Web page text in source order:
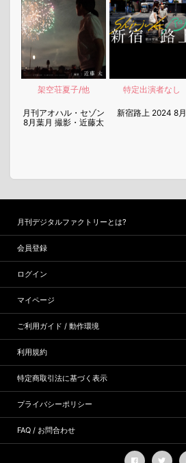
架空荘夏子/他
月刊アオハル・セゾン
8月葉月 撮影・近藤太
特定出演者なし
新宿路上 2024 8月
月刊デジタルファクトリーとは?
会員登録
ログイン
マイページ
ご利用ガイド / 動作環境
利用規約
特定商取引法に基づく表示
プライバシーポリシー
FAQ / お問合わせ